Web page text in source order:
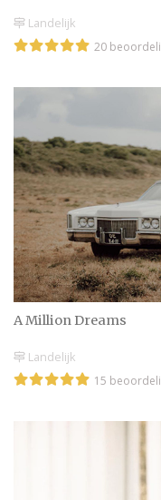
Landelijk
20
A Million Dreams
Landelijk
15